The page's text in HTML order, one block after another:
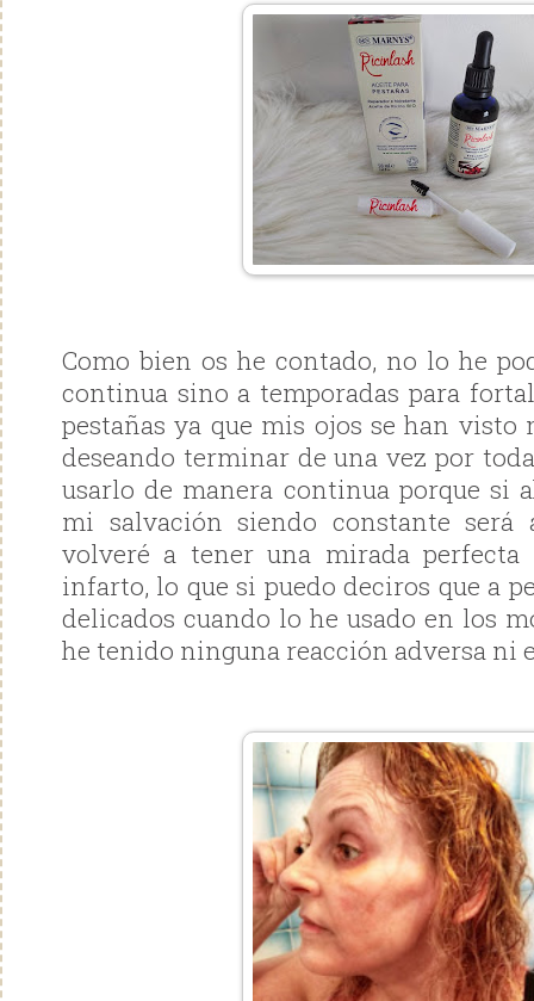
Como bien os he contado, no lo he
continua sino a temporadas para
pestañas ya que mis ojos se han visto
deseando terminar de una vez por
usarlo de manera continua porque si
mi salvación siendo constante
volveré a tener una mirada perfecta
infarto, lo que si puedo deciros que a
delicados cuando lo he usado en los
he tenido ninguna reacción adversa ni